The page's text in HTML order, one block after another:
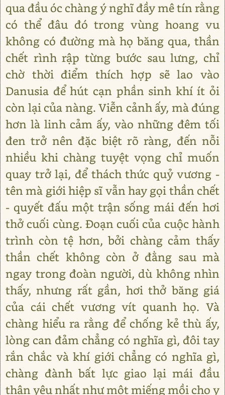
qua đầu óc chàng ý nghĩ đầy mê tín rằng
có thể đâu đó trong vùng hoang vu
không có đường mà họ băng qua, thần
chết rình rập từng bước sau lưng, chỉ
chờ thời điểm thích hợp sẽ lao vào
Danusia để hút cạn phần sinh khí ít ỏi
còn lại của nàng. Viễn cảnh ấy, mà đúng
hơn là linh cảm ấy, vào những đêm tối
đen trở nên đặc biệt rõ ràng, đến nỗi
nhiều khi chàng tuyệt vọng chỉ muốn
quay trở lại, để thách thức quỷ vương -
tên mà giới hiệp sĩ vẫn hay gọi thần chết
- quyết đấu một trận sống mái đến hơi
thở cuối cùng. Đoạn cuối của cuộc hành
trình còn tệ hơn, bởi chàng cảm thấy
thần chết không còn ở đằng sau mà
ngay trong đoàn người, dù không nhìn
thấy, nhưng rất gần, hơi thở băng giá
của cái chết vương vít quanh họ. Và
chàng hiểu ra rằng để chống kẻ thù ấy,
lòng can đảm chẳng có nghĩa gì, đôi tay
rắn chắc và khí giới chẳng có nghĩa gì,
chàng đành bất lực giao lại mái đầu
thân yêu nhất như một miếng mồi cho y